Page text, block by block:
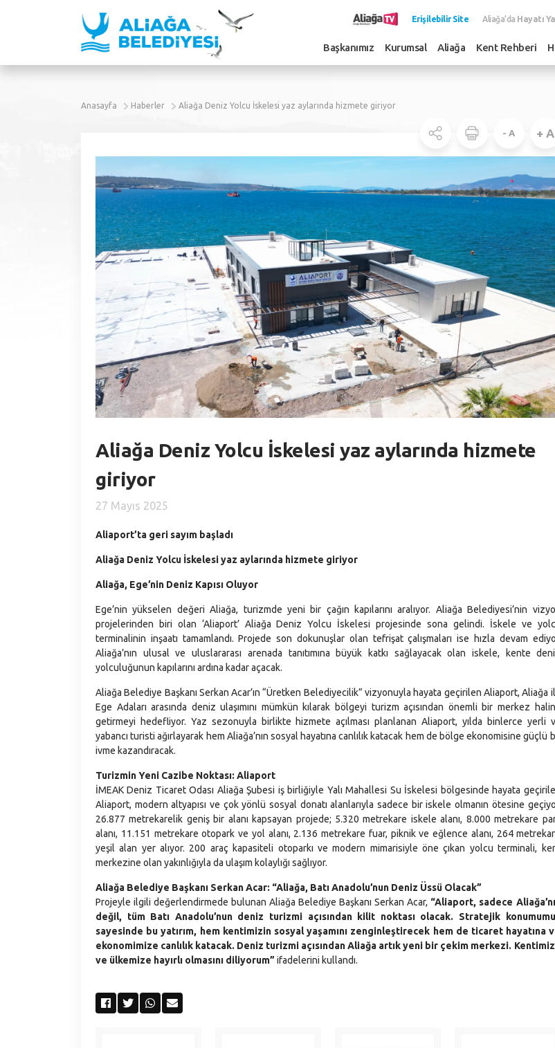
Erişilebilir Site Aliağa’da Hayatı
Başkanımız Kurumsal Aliağa Kent Rehberi
Anasayfa Haberler Aliağa Deniz Yolcu İskelesi yaz aylarında hizmete giriyor
- A + A
Aliağa Deniz Yolcu İskelesi yaz aylarında hizmete
giriyor
27 Mayıs 2025
Aliaport’ta geri sayım başladı
Aliağa Deniz Yolcu İskelesi yaz aylarında hizmete giriyor
Aliağa, Ege’nin Deniz Kapısı Oluyor
Ege’nin yükselen değeri Aliağa, turizmde yeni bir çağın kapılarını aralıyor. Aliağa Belediyesi’nin
projelerinden biri olan ‘Aliaport’ Aliağa Deniz Yolcu İskelesi projesinde sona gelindi. İskele ve
terminalinin inşaatı tamamlandı. Projede son dokunuşlar olan tefrişat çalışmaları ise hızla devam
Aliağa’nın ulusal ve uluslararası arenada tanıtımına büyük katkı sağlayacak olan iskele, kente
yolculuğunun kapılarını ardına kadar açacak.
Aliağa Belediye Başkanı Serkan Acar’ın “Üretken Belediyecilik” vizyonuyla hayata geçirilen Aliaport, Aliağa
Ege Adaları arasında deniz ulaşımını mümkün kılarak bölgeyi turizm açısından önemli bir merkez
getirmeyi hedefliyor. Yaz sezonuyla birlikte hizmete açılması planlanan Aliaport, yılda binlerce yerli
yabancı turisti ağırlayarak hem Aliağa’nın sosyal hayatına canlılık katacak hem de bölge ekonomisine güçlü
ivme kazandıracak.
Turizmin Yeni Cazibe Noktası: Aliaport
İMEAK Deniz Ticaret Odası Aliağa Şubesi iş birliğiyle Yalı Mahallesi Su İskelesi bölgesinde hayata
Aliaport, modern altyapısı ve çok yönlü sosyal donatı alanlarıyla sadece bir iskele olmanın ötesine
26.877 metrekarelik geniş bir alanı kapsayan projede; 5.320 metrekare iskele alanı, 8.000 metrekare
alanı, 11.151 metrekare otopark ve yol alanı, 2.136 metrekare fuar, piknik ve eğlence alanı, 264
yeşil alan yer alıyor. 200 araç kapasiteli otoparkı ve modern mimarisiyle öne çıkan yolcu terminali,
merkezine olan yakınlığıyla da ulaşım kolaylığı sağlıyor.
Aliağa Belediye Başkanı Serkan Acar: “Aliağa, Batı Anadolu’nun Deniz Üssü Olacak”
Projeyle ilgili değerlendirmede bulunan Aliağa Belediye Başkanı Serkan Acar, “Aliaport, sadece
değil, tüm Batı Anadolu’nun deniz turizmi açısından kilit noktası olacak. Stratejik
sayesinde bu yatırım, hem kentimizin sosyal yaşamını zenginleştirecek hem de ticaret hayatına
ekonomimize canlılık katacak. Deniz turizmi açısından Aliağa artık yeni bir çekim merkezi.
ve ülkemize hayırlı olmasını diliyorum” ifadelerini kullandı.